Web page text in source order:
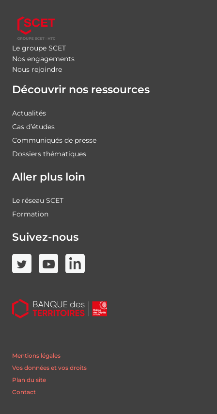
Le groupe SCET
Nos engagements
Nous rejoindre
Découvrir nos ressources
Actualités
Cas d’études
Communiqués de presse
Dossiers thématiques
Aller plus loin
Le réseau SCET
Formation
Suivez-nous
Mentions légales
Vos données et vos droits
Plan du site
Contact